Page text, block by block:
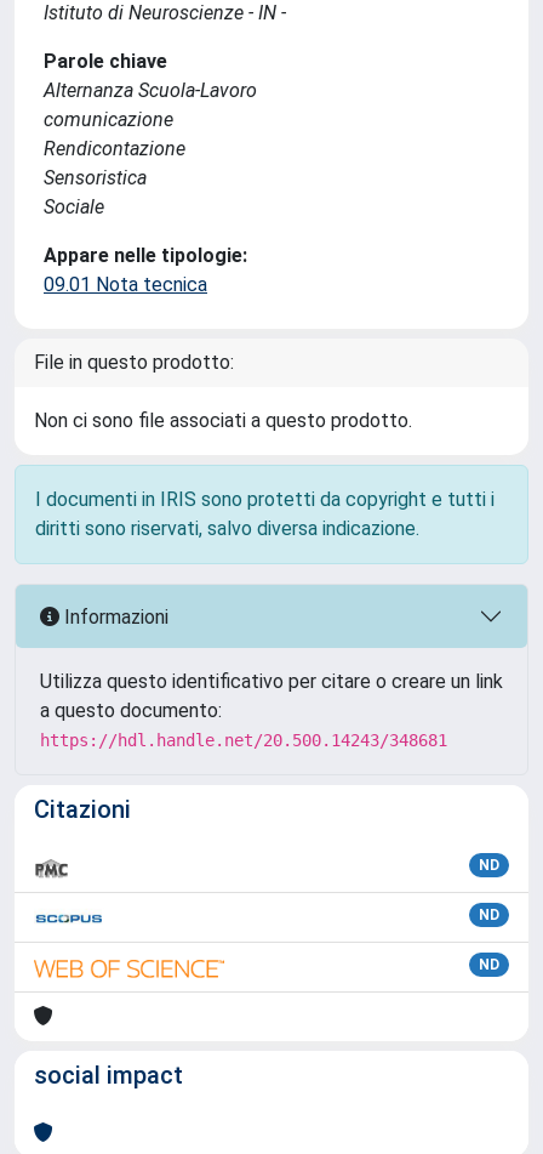
Istituto di Neuroscienze - IN -
Parole chiave
Alternanza Scuola-Lavoro
comunicazione
Rendicontazione
Sensoristica
Sociale
Appare nelle tipologie:
09.01 Nota tecnica
File in questo prodotto:
Non ci sono file associati a questo prodotto.
I documenti in IRIS sono protetti da copyright e tutti i
diritti sono riservati, salvo diversa indicazione.
Informazioni
Utilizza questo identificativo per citare o creare un link
a questo documento:
https://hdl.handle.net/20.500.14243/348681
Citazioni
ND
ND
ND
social impact